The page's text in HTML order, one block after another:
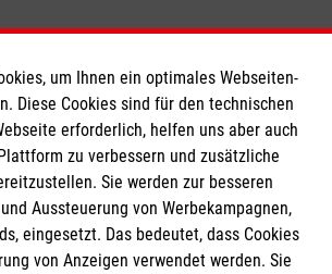
NRW setzt sich aus Regional- und
sowie einer Vertreterin der
der Region zusammen und
der Zusammenarbeit
der Region. Das Gremium ist
Bestandteil der strategischen
von Initiativen innerhalb
um Ihnen ein optimales Webseiten-
Diese Cookies sind für den technischen
erforderlich, helfen uns aber auch
zu verbessern und zusätzliche
Sie werden zur besseren
Aussteuerung von Werbekampagnen,
eingesetzt. Das bedeutet, dass Cookies
von Anzeigen verwendet werden. Sie